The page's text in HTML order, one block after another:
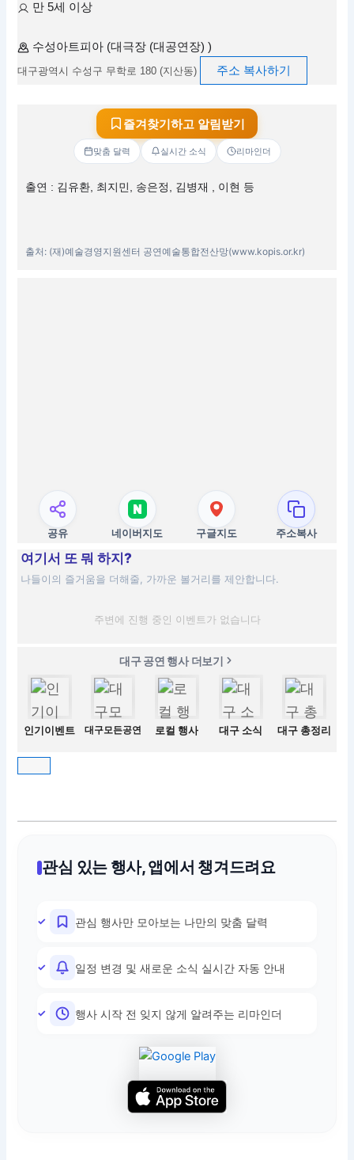
만 5세 이상
수성아트피아 (대극장 (대공연장) )
대구광역시 수성구 무학로 180 (지산동) 주소 복사하기
즐겨찾기하고 알림받기
맞춤 달력 실시간 소식 리마인더
출연 : 김유환, 최지민, 송은정, 김병재 , 이현 등
출처: (재)예술경영지원센터 공연예술통합전산망(www.kopis.or.kr)
공유 네이버지도 구글지도 주소복사
여기서 또 뭐 하지?
나들이의 즐거움을 더해줄, 가까운 볼거리를 제안합니다.
주변에 진행 중인 이벤트가 없습니다
대구 공연 행사 더보기
인기이벤트 대구모든공연 로컬 행사 대구 소식 대구 총정리
관심 있는 행사, 앱에서 챙겨드려요
관심 행사만 모아보는 나만의 맞춤 달력
일정 변경 및 새로운 소식 실시간 자동 안내
행사 시작 전 잊지 않게 알려주는 리마인더